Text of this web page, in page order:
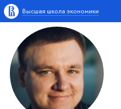
Высшая школа экономики